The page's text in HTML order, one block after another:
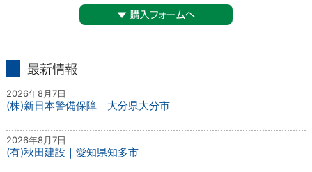
2026年8月7日
(株)新日本警備保障｜大分県大分市
2026年8月7日
(有)秋田建設｜愛知県知多市